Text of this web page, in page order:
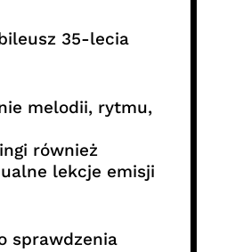
35-lecia
melodii, rytmu,
również
lekcje emisji
sprawdzenia